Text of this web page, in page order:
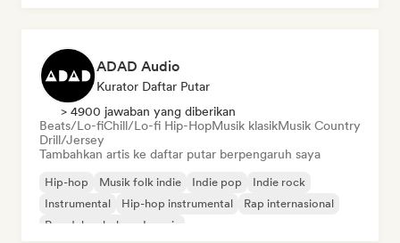
ADAD Audio
Kurator Daftar Putar
> 4900 jawaban yang diberikan
Beats/Lo-fiChill/Lo-fi Hip-HopMusik klasikMusik Country
Drill/Jersey
Tambahkan artis ke daftar putar berpengaruh saya
Hip-hop Musik folk indie Indie pop
Indie rock
Instrumental
Hip-hop instrumental
Rap internasional
Rap dalam bahasa Inggris